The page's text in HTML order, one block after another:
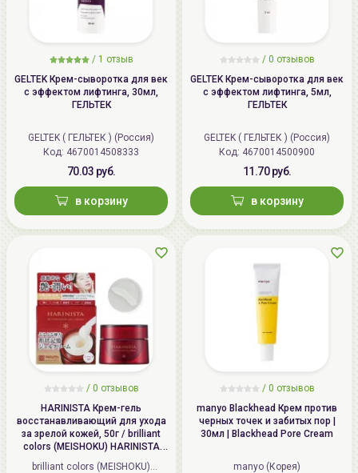
/ 1 отзыв
GELTEK Крем-сыворотка для век
с эффектом лифтинга, 30мл,
ГЕЛЬТЕК
GELTEK ( ГЕЛЬТЕК ) (Россия)
Код: 4670014508333
70.03 руб.
в корзину
/ 0 отзывов
GELTEK Крем-сыворотка для век
с эффектом лифтинга, 5мл,
ГЕЛЬТЕК
GELTEK ( ГЕЛЬТЕК ) (Россия)
Код: 4670014500900
11.70 руб.
в корзину
/ 0 отзывов
HARINISTA Крем-гель
восстанавливающий для ухода
за зрелой кожей, 50г / brilliant
colors (MEISHOKU) HARINISTA
Restoration Gel Cream
brilliant colors (MEISHOKU)
/ 0 отзывов
manyo Blackhead Крем против
черных точек и забитых пор |
30мл | Blackhead Pore Cream
manyo (Корея)